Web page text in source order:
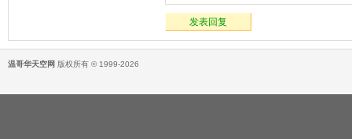
发表回复
温哥华天空网 版权所有 © 1999-2026